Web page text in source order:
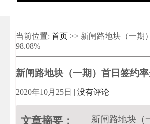
当前位置: 首页 >> 新闸路地块（一期
98.08%
新闸路地块（一期）首日签约
2020年10月25日 | 没有评论
文章摘要：
新闸路地块（